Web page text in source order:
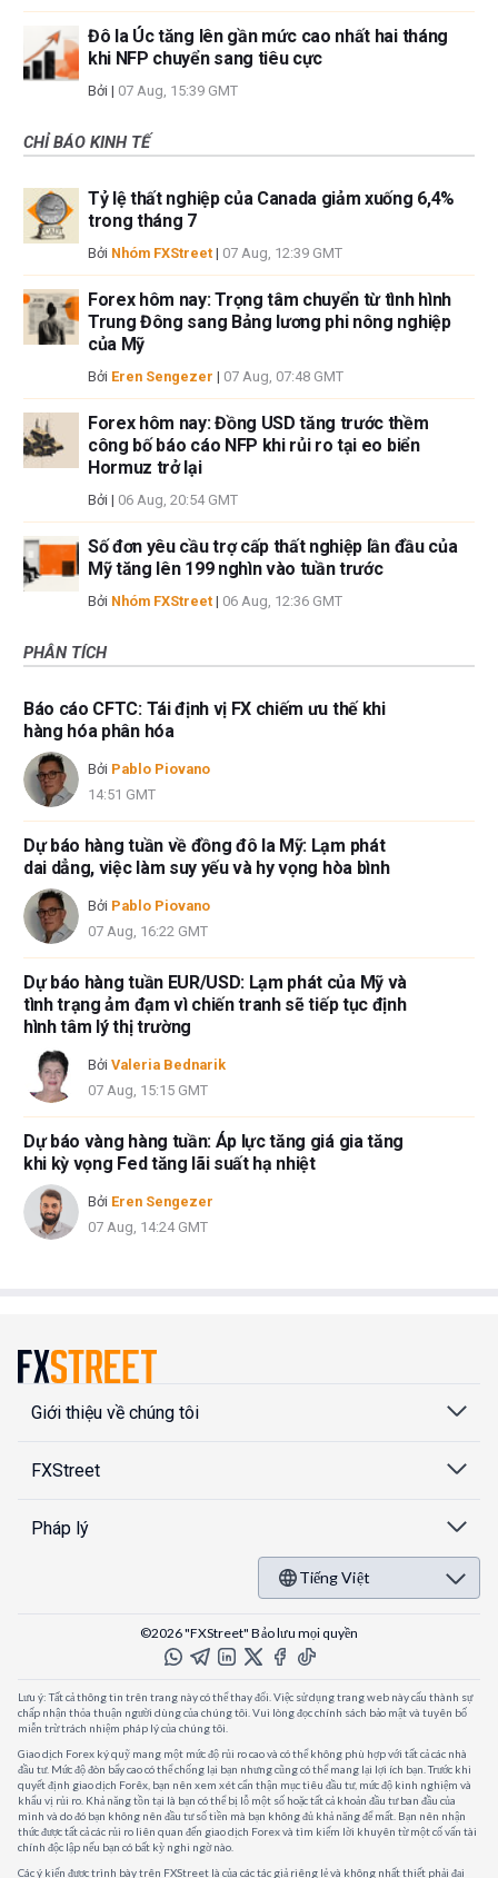
Đô la Úc tăng lên gần mức cao nhất hai tháng
khi NFP chuyển sang tiêu cực
Bởi | 07 Aug, 15:39 GMT
CHỈ BÁO KINH TẾ
Tỷ lệ thất nghiệp của Canada giảm xuống 6,4%
trong tháng 7
Bởi Nhóm FXStreet | 07 Aug, 12:39 GMT
Forex hôm nay: Trọng tâm chuyển từ tình hình
Trung Đông sang Bảng lương phi nông nghiệp
của Mỹ
Bởi Eren Sengezer | 07 Aug, 07:48 GMT
Forex hôm nay: Đồng USD tăng trước thềm
công bố báo cáo NFP khi rủi ro tại eo biển
Hormuz trở lại
Bởi | 06 Aug, 20:54 GMT
Số đơn yêu cầu trợ cấp thất nghiệp lần đầu của
Mỹ tăng lên 199 nghìn vào tuần trước
Bởi Nhóm FXStreet | 06 Aug, 12:36 GMT
PHÂN TÍCH
Báo cáo CFTC: Tái định vị FX chiếm ưu thế khi
hàng hóa phân hóa
Bởi Pablo Piovano
14:51 GMT
Dự báo hàng tuần về đồng đô la Mỹ: Lạm phát
dai dẳng, việc làm suy yếu và hy vọng hòa bình
Bởi Pablo Piovano
07 Aug, 16:22 GMT
Dự báo hàng tuần EUR/USD: Lạm phát của Mỹ và
tình trạng ảm đạm vì chiến tranh sẽ tiếp tục định
hình tâm lý thị trường
Bởi Valeria Bednarik
07 Aug, 15:15 GMT
Dự báo vàng hàng tuần: Áp lực tăng giá gia tăng
khi kỳ vọng Fed tăng lãi suất hạ nhiệt
Bởi Eren Sengezer
07 Aug, 14:24 GMT
Giới thiệu về chúng tôi
FXStreet
Pháp lý
Tiếng Việt
©2026 "FXStreet" Bảo lưu mọi quyền
Lưu ý: Tất cả thông tin trên trang này có thể thay đổi. Việc sử dụng trang web này cấu thành sự
chấp nhận thỏa thuận người dùng của chúng tôi. Vui lòng đọc chính sách bảo mật và tuyên bố
miễn trừ trách nhiệm pháp lý của chúng tôi.
Giao dịch Forex ký quỹ mang một mức độ rủi ro cao và có thể không phù hợp với tất cả các nhà
đầu tư. Mức độ đòn bẩy cao có thể chống lại bạn nhưng cũng có thể mang lại lợi ích bạn. Trước khi
quyết định giao dịch Forêx, bạn nên xem xét cẩn thận mục tiêu đầu tư, mức độ kinh nghiệm và
khẩu vị rủi ro. Khả năng tồn tại là bạn có thể bị lỗ một số hoặc tất cả khoản đầu tư ban đầu của
mình và do đó bạn không nên đầu tư số tiền mà bạn không đủ khả năng để mất. Bạn nên nhận
thức được tất cả các rủi ro liên quan đến giao dịch Forex và tìm kiếm lời khuyên từ một cố vấn tài
chính độc lập nếu bạn có bất kỳ nghi ngờ nào.
Các ý kiến được trình bày trên FXStreet là của các tác giả riêng lẻ và không nhất thiết phải đại